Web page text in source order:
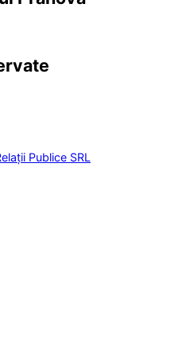
Publice SRL